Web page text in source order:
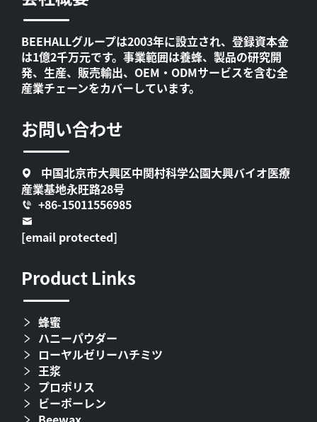
BEEHALLグループは2003年に設立され、登録資本金
は1億2千万元です。事業範囲は養蜂、製品の研究開
発、生産、販売輸出、OEM・ODMサービスを含む全
産業チェーンをカバーしています。
お問い合わせ
中国北京市大興区中関村科学公園大興バイオ医療
産業基地永旺路28号
+86-15011556985
[email protected]
Product Links
蜂蜜
ハニーパウダー
ローヤルゼリーハチミツ
王浆
プロポリス
ビーポーレン